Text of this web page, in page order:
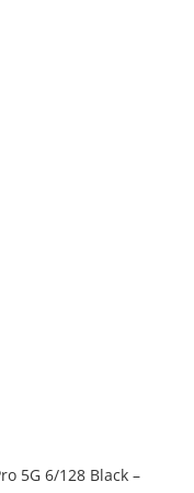
5G 6/128 Black –